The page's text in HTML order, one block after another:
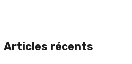
Articles récents